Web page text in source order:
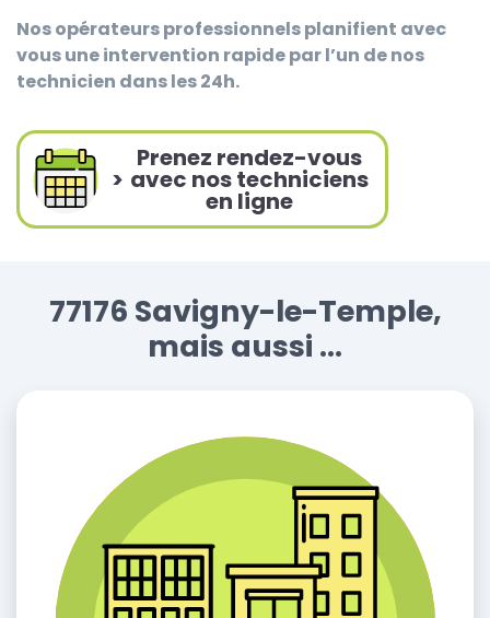
Nos opérateurs professionnels planifient avec
vous une intervention rapide par l’un de nos
technicien dans les 24h.
>
Prenez rendez-vous
avec nos techniciens
en ligne
77176 Savigny-le-Temple,
mais aussi ...